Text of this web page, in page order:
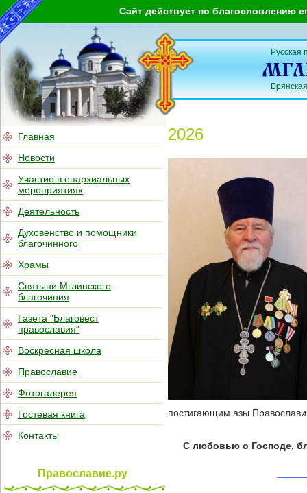
Сайт действует по благословлению
Главная
Новости
Участие в епархиальных
мероприятиях
Деятельность
Духовенство и помощники
благочинного
Храмы
Святыни Мглинского
благочиния
Газета "Благовест
православия"
Воскресная школа
Православие
Фотогалерея
Гостевая книга
Контакты
Православие.ру
Русская
2026
постигающим азы
С любовью о Господе,